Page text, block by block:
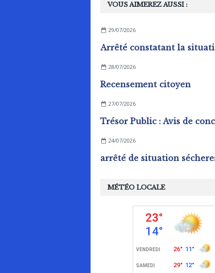
VOUS AIMEREZ AUSSI :
29/07/2026
28/07/2026
Recensement citoyen
27/07/2026
24/07/2026
MÉTÉO LOCALE